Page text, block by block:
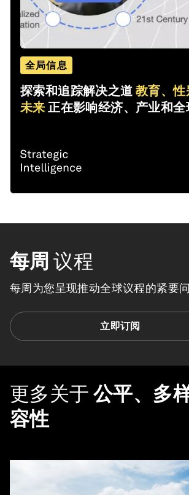
全局信息
探索和追踪解决之道教育、
未来 正在影响经济、产业和全
每周 议程
每周为您呈现推动全球议程的紧要问
立即订阅
更多关于 公平、多
容性